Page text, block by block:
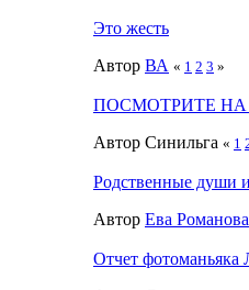
Это жесть
Автор ВА « 1 2 3 »
ПОСМОТРИТЕ
Автор Синильга « 1
Родственные души
Автор Ева Романова
Отчет